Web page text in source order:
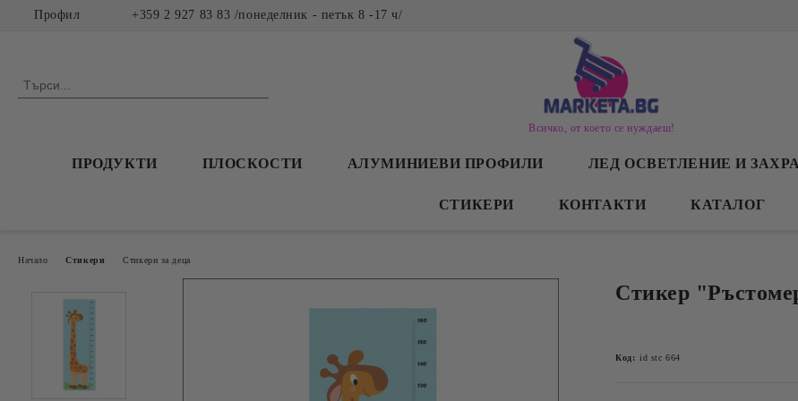
Профил +359 2 927 83 83 /понеделник - петък 8 -17 ч/
Всичко, от което се нуждаеш!
ПРОДУКТИ ПЛОСКОСТИ АЛУМИНИЕВИ ПРОФИЛИ ЛЕД ОСВЕТЛЕНИЕ И
СТИКЕРИ КОНТАКТИ КАТАЛОГ
Начало Стикери Стикери за деца
Стикер
Код: id stc 664